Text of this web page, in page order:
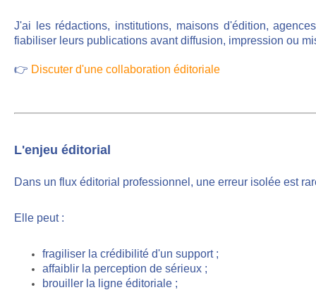
J'ai les rédactions, institutions, maisons d'édition,
fiabiliser leurs publications avant diffusion, impression ou
👉 Discuter d'une collaboration éditoriale
L'enjeu éditorial
Dans un flux éditorial professionnel, une erreur isolée est
Elle peut :
fragiliser la crédibilité d'un support;
affaiblir la perception de sérieux ;
brouiller la ligne éditoriale ;